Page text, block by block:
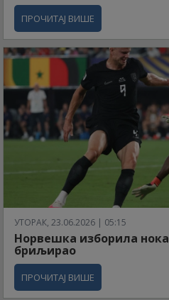
ПРОЧИТАЈ ВИШЕ
УТОРАК, 23.06.2026 | 05:15
Норвешка изборила
бриљирао
ПРОЧИТАЈ ВИШЕ